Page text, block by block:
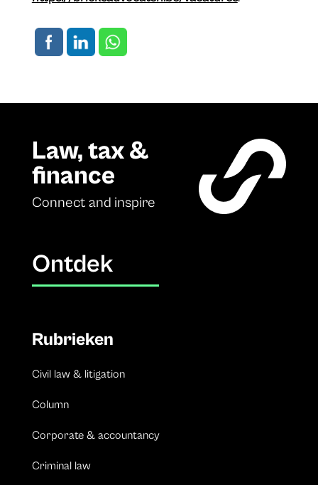
Law, tax &
finance
Connect and inspire
Ontdek
Rubrieken
Civil law & litigation
Column
Corporate & accountancy
Criminal law